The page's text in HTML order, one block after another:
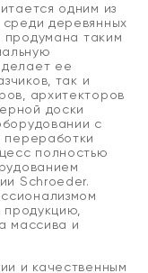
одним из
деревянных
продумана таким
делает ее
так и
архитекторов
доски
с
переработки
полностью
Schroeder.
продукцию,
массива и
и качественным